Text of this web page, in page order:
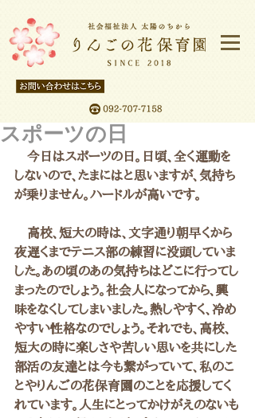
スポーツの日
今日はスポーツの日。日頃、全く運動を
しないので、たまにはと思いますが、気持ち
が乗りません。ハードルが高いです。
高校、短大の時は、文字通り朝早くから
夜遅くまでテニス部の練習に没頭していま
した。あの頃のあの気持ちはどこに行ってし
まったのでしょう。社会人になってから、興
味をなくしてしまいました。熱しやすく、冷め
やすい性格なのでしょう。それでも、高校、
短大の時に楽しさや苦しい思いを共にした
部活の友達とは今も繋がっていて、私のこ
とやりんごの花保育園のことを応援してく
れています。人生にとってかけがえのないも